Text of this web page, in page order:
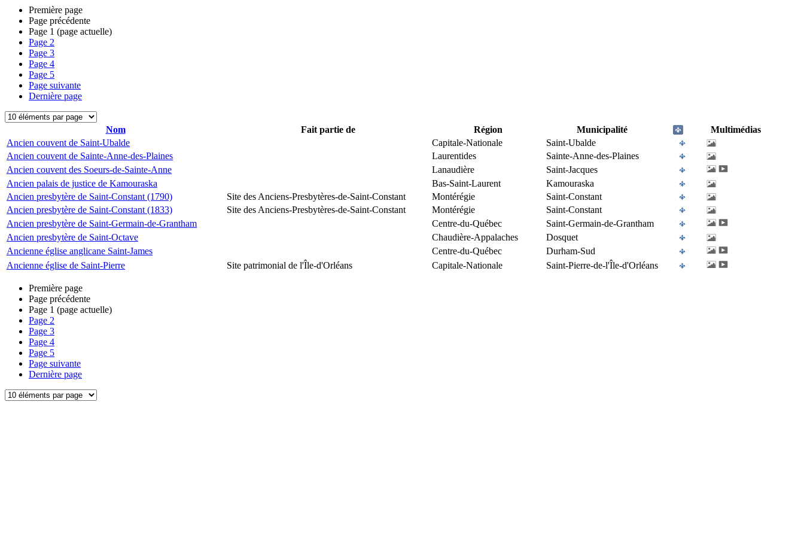
Première page
Page précédente
Page 1 (page actuelle)
Page 2
Page 3
Page 4
Page 5
Page suivante
Dernière page
Nom Fait partie de Région Municipalité
Multimédias
Ancien couvent de Saint-Ubalde
Capitale-Nationale
Saint-Ubalde
Ancien couvent de Sainte-Anne-des-Plaines
Laurentides
Sainte-Anne-des-Plaines
Ancien couvent des Soeurs-de-Sainte-Anne
Lanaudière
Saint-Jacques
Ancien palais de justice de Kamouraska
Bas-Saint-Laurent
Kamouraska
Ancien presbytère de Saint-Constant (1790)
Site des Anciens-Presbytères-de-Saint-Constant Montérégie
Saint-Constant
Ancien presbytère de Saint-Constant (1833)
Site des Anciens-Presbytères-de-Saint-Constant Montérégie
Saint-Constant
Ancien presbytère de Saint-Germain-de-Grantham
Centre-du-Québec
Saint-Germain-de-Grantham
Ancien presbytère de Saint-Octave
Chaudière-Appalaches
Dosquet
Ancienne église anglicane Saint-James
Centre-du-Québec
Durham-Sud
Ancienne église de Saint-Pierre
Site patrimonial de l'Île-d'Orléans Capitale-Nationale Saint-Pierre-de-l'Île-d'Orléans
Première page
Page précédente
Page 1 (page actuelle)
Page 2
Page 3
Page 4
Page 5
Page suivante
Dernière page